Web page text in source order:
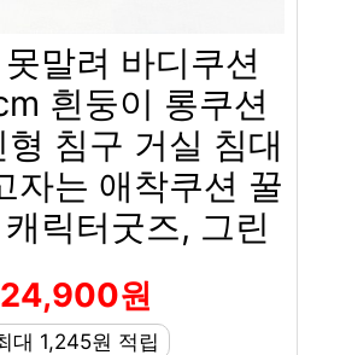
말려 바디쿠션
흰둥이 롱쿠션
침구 거실 침대
자는 애착쿠션 꿀
릭터굿즈, 그린
24,900원
대 1,245원 적립